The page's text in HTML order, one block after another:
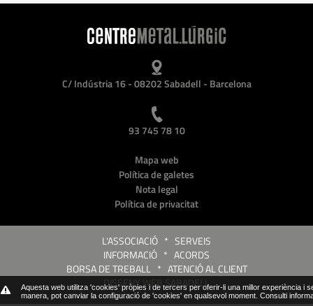
Aquesta web utilitza 'cookies' pròpies i de tercers per oferir-li una millor experiència
manera, pot canviar la configuració de 'cookies' en qualsevol moment. Consulti
C/ Indústria 16 - 08202 Sabadell - Barcelona
93 745 78 10
Mapa web
Política de galetes
Nota legal
Política de privacitat
L'ASSOCIACIÓ * SERVEIS
INFORMACIÓ * ACORDS
BORSA DE TREBALL* ATENCIÓ AL CLIENT
DISSENY WEB SABADELL